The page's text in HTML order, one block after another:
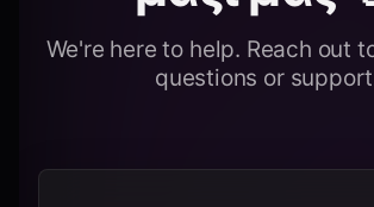
We're here to help. Reach out
questions or